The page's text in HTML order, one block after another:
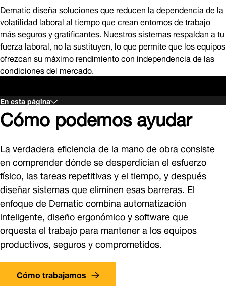
Dematic diseña soluciones que reducen la dependencia de la
volatilidad laboral al tiempo que crean entornos de trabajo
más seguros y gratificantes. Nuestros sistemas respaldan a tu
fuerza laboral, no la sustituyen, lo que permite que los equipos
ofrezcan su máximo rendimiento con independencia de las
condiciones del mercado.
En esta página
Cómo podemos ayudar
La verdadera eficiencia de la mano de obra consiste
en comprender dónde se desperdician el esfuerzo
físico, las tareas repetitivas y el tiempo, y después
diseñar sistemas que eliminen esas barreras. El
enfoque de Dematic combina automatización
inteligente, diseño ergonómico y software que
orquesta el trabajo para mantener a los equipos
productivos, seguros y comprometidos.
Cómo trabajamos